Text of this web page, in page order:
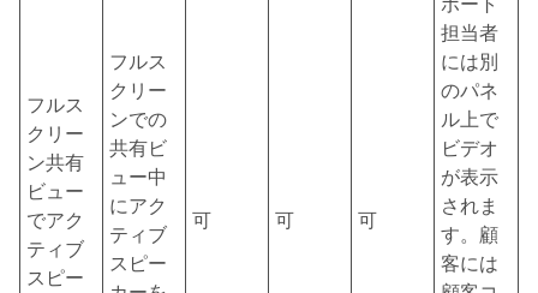
フルス
クリー
ン共有
ビュー
でアク
ティブ
スピー
フルス
クリー
ンでの
共有ビ
ュー中
にアク
ティブ
スピー
可 可 可
担当者
には別
のパネ
ル上で
ビデオ
が表示
されま
す。顧
客には